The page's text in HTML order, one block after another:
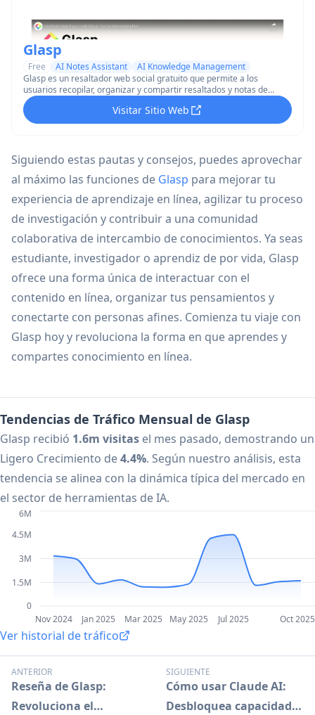
Glasp
Free AI Notes Assistant
AI Knowledge Management
Glasp es un resaltador web social gratuito que permite a los
usuarios recopilar, organizar y compartir resaltados y notas de
páginas web y PDFs a través de dispositivos.
Visitar Sitio Web
Siguiendo estas pautas y consejos, puedes aprovechar
al máximo las funciones de Glasp para mejorar tu
experiencia de aprendizaje en línea, agilizar tu proceso
de investigación y contribuir a una comunidad
colaborativa de intercambio de conocimientos. Ya seas
estudiante, investigador o aprendiz de por vida, Glasp
ofrece una forma única de interactuar con el
contenido en línea, organizar tus pensamientos y
conectarte con personas afines. Comienza tu viaje con
Glasp hoy y revoluciona la forma en que aprendes y
compartes conocimiento en línea.
Tendencias de Tráfico Mensual de Glasp
Glasp recibió 1.6m visitas el mes pasado, demostrando un
Ligero Crecimiento de4.4%. Según nuestro análisis, esta
tendencia se alinea con la dinámica típica del mercado en
el sector de herramientas de IA.
Nov 2024 Jan 2025 Mar 2025 May 2025 Jul 2025 Oct 2025
0
1.5M
3M
4.5M
6M
Ver historial de tráfico
ANTERIOR
Reseña de Glasp:
Revoluciona el
SIGUIENTE
Cómo usar Claude AI:
Desbloquea capacidades